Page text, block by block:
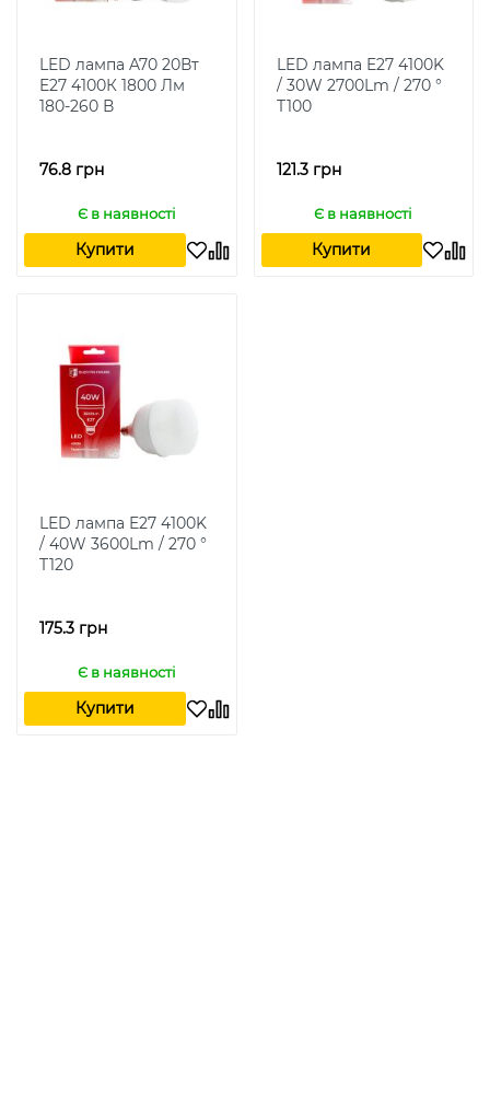
LED лампа A70 20Вт
E27 4100К 1800 Лм
180-260 В
76.8 грн
Є в наявності
Купити
LED лампа E27 4100K
/ 30W 2700Lm / 270 °
T100
121.3 грн
Є в наявності
Купити
LED лампа E27 4100K
/ 40W 3600Lm / 270 °
T120
175.3 грн
Є в наявності
Купити